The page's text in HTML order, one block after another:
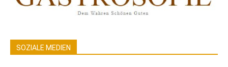
SOZIALE MEDIEN